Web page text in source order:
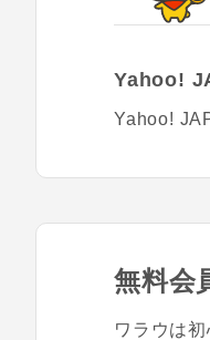
Yahoo!
Yahoo!
無料会
ワラウは